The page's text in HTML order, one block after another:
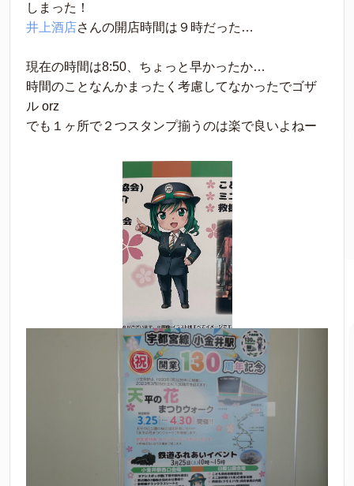
しまった！
井上酒店さんの開店時間は９時だった…
現在の時間は8:50、ちょっと早かったか…
時間のことなんかまったく考慮してなかったでゴザ
ル orz
でも１ヶ所で２つスタンプ揃うのは楽で良いよねー